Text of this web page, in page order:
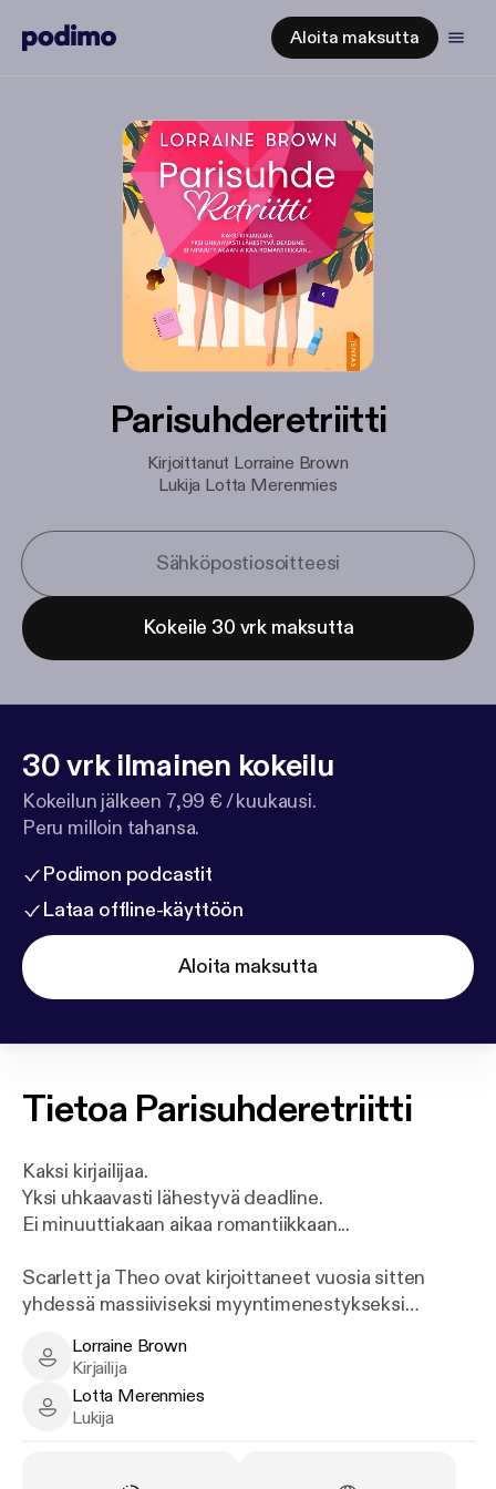
Aloita maksutta
Parisuhderetriitti
Kirjoittanut Lorraine Brown
Lukija Lotta Merenmies
Kokeile 30 vrk maksutta
30 vrk ilmainen kokeilu
Kokeilun jälkeen 7,99 € / kuukausi.
Peru milloin tahansa.
Podimon podcastit
Lataa offline-käyttöön
Aloita maksutta
Tietoa Parisuhderetriitti
Kaksi kirjailijaa.
Yksi uhkaavasti lähestyvä deadline.
Ei minuuttiakaan aikaa romantiikkaan...
Scarlett ja Theo ovat kirjoittaneet vuosia sitten
yhdessä massiiviseksi myyntimenestykseksi
itsenäisesti kirjoittamistaan kirjoista ei ole myynyt
läheskään yhtä hyvin.
Lorraine Brown - Author
Lorraine Brown
Kirjailija
Lotta Merenmies - Narrator
Lotta Merenmies
Lukija